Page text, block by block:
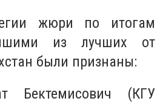
жюри по итогам
из лучших от
были признаны:
Бектемисович (КГУ